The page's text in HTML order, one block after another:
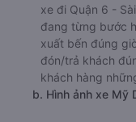
xe đi Quận 6 -
đang từng bước
xuất bến đúng
đón/trả khách
khách hàng
b. Hình ảnh xe Mỹ